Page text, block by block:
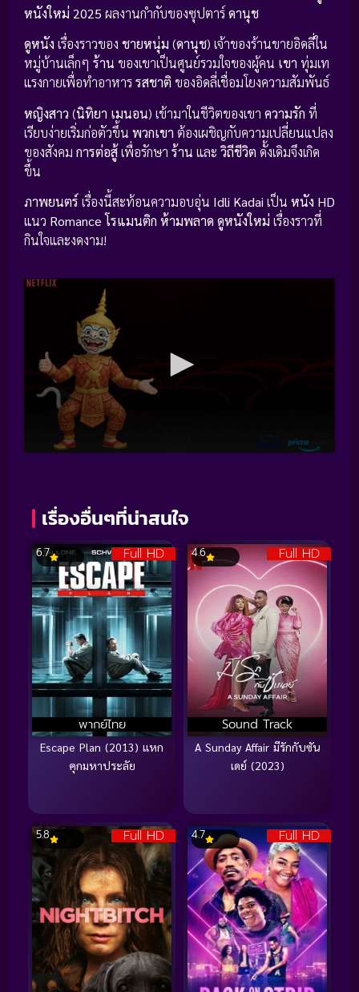
หนังใหม่ 2025 ผลงานกำกับของซุปตาร์ดานุช
ดูหนัง เรื่องราวของ ชายหนุ่ม (ดานุช) เจ้าของร้านขายอิดลี่ใน
หมู่บ้านเล็กๆ ร้าน ของเขาเป็นศูนย์รวมใจของผู้คน เขา ทุ่มเท
แรงกายเพื่อทำอาหารรสชาติของอิดลี่เชื่อมโยงความสัมพันธ์
หญิงสาว (นิทิยา เมนอน) เข้ามาในชีวิตของเขา ความรัก ที่
เรียบง่ายเริ่มก่อตัวขึ้น พวกเขา ต้องเผชิญกับความเปลี่ยนแปลง
ของสังคม การต่อสู้เพื่อรักษา ร้าน และ วิถีชีวิต ดั้งเดิมจึงเกิด
ขึ้น
ภาพยนตร์ เรื่องนี้สะท้อนความอบอุ่น Idli Kadai เป็น หนัง HD
แนว Romance โรแมนติก ห้ามพลาด ดูหนังใหม่ เรื่องราวที่
กินใจและงดงาม!
เรื่องอื่นๆที่น่าสนใจ
Full HD
พากย์ไทย
6.7
Escape Plan (2013) แหก
คุกมหาประลัย
Full HD
Sound Track
4.6
A Sunday Affair มีรักกับซัน
เดย์ (2023)
Full HD
5.8 Full HD
4.7